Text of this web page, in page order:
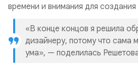
времени и внимания для создания
«В конце концов я решила
дизайнеру, потому что сама
ума», — поделилась